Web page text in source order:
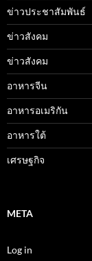
ข่าวประชาสัมพันธ์
ข่าวสังคม
ข่าวสังคม
อาหารจีน
อาหารอเมริกัน
อาหารใต้
เศรษฐกิจ
META
Log in